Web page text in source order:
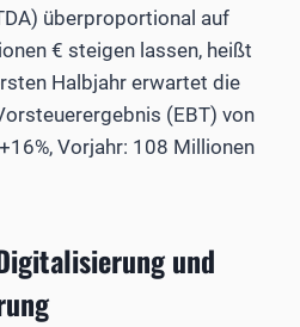
überproportional auf
€ steigen lassen, heißt
Halbjahr erwartet die
(EBT) von
Vorjahr: 108 Millionen
und